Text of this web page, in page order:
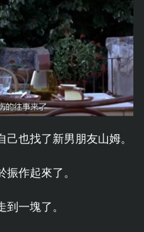
也找了新男朋友山姆。
作起來了。
一塊了。